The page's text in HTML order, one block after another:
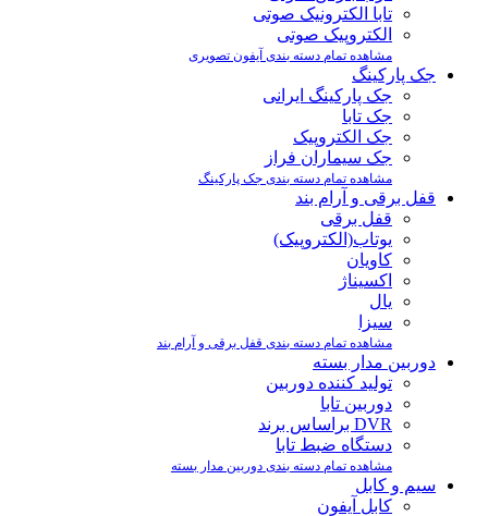
تابا الکترونیک صوتی
الکتروپیک صوتی
مشاهده تمام دسته بندی آیفون تصویری
جک پارکینگ
جک پارکینگ ایرانی
جک تابا
جک الکتروپیک
جک سیماران فراز
مشاهده تمام دسته بندی جک پارکینگ
قفل برقی و آرام بند
قفل برقی
یوتاب(الکتروپیک)
کاویان
اکسیناژ
یال
سیزا
مشاهده تمام دسته بندی قفل برقی و آرام بند
دوربین مدار بسته
تولید کننده دوربین
دوربین تابا
DVR براساس برند
دستگاه ضبط تابا
مشاهده تمام دسته بندی دوربین مدار بسته
سیم و کابل
کابل آیفون